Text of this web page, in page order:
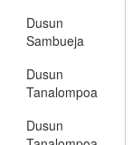
Dusun
Sambueja
Dusun
Tanalompoa
Dusun